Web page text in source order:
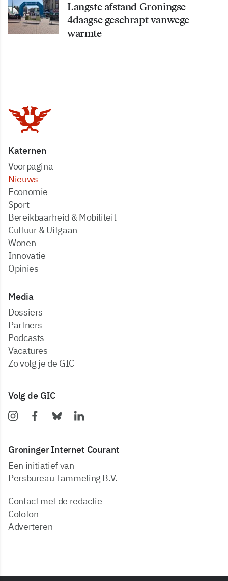
Langste afstand Groningse
4daagse geschrapt vanwege
warmte
Katernen
Voorpagina
Nieuws
Economie
Sport
Bereikbaarheid & Mobiliteit
Cultuur & Uitgaan
Wonen
Innovatie
Opinies
Media
dossiers
partners
podcasts
vacatures
zo volg je de GIC
Volg de GIC
Groninger Internet Courant
Een initiatief van
Persbureau Tammeling B.V.
Contact met de redactie
Colofon
Adverteren